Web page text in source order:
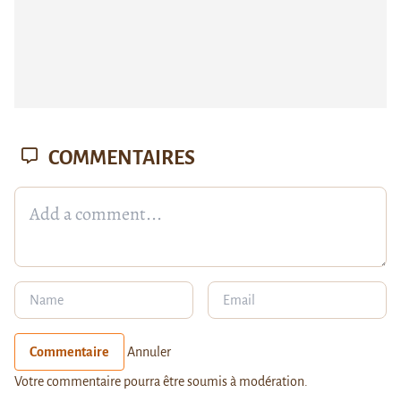
COMMENTAIRES
Commentaire Annuler
Votre commentaire pourra être soumis à modération.